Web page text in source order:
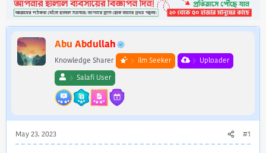
r
t
e
r
Abu Abdullah
Knowledge Sharer ilm Seeker
Uploader
Salafi User
May 23, 2023 #1